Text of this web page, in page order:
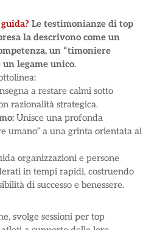
Le testimonianze di top
la descrivono come un
un “timoniere
un legame unico.
a restare calmi sotto
razionalità strategica.
Unisce una profonda
umano” a una grinta orientata ai
organizzazioni e persone
in tempi rapidi, costruendo
di successo e benessere.
svolge sessioni per top